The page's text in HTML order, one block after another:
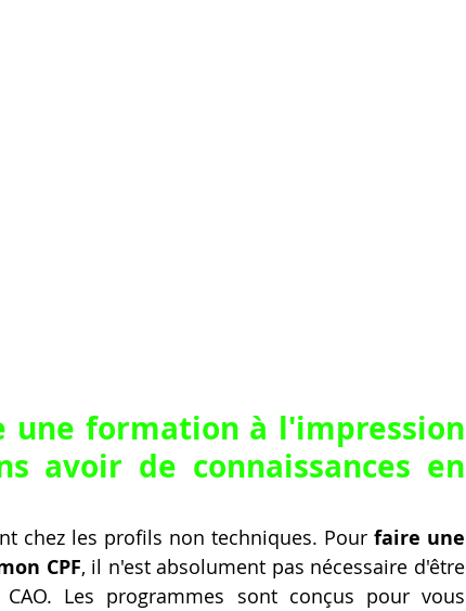
une formation à l'impression
avoir de connaissances en
chez les profils non techniques. Pour faire une
CPF, il n'est absolument pas nécessaire d'être
Les programmes sont conçus pour vous